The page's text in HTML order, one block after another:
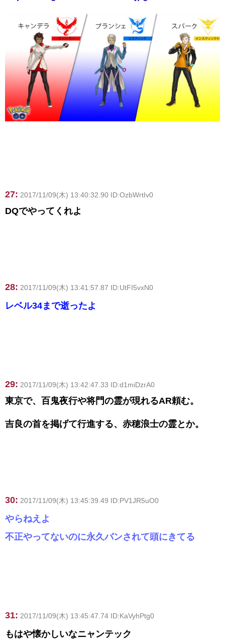
27: 2017/11/09(木) 13:40:32.90 ID:OzbWrtIv0
DQでやってくれよ
28: 2017/11/09(木) 13:41:57.87 ID:UtFI5vxN0
レベル34まで逝ったよ
29: 2017/11/09(木) 13:42:47.33 ID:d1miDzrA0
東京で、百鬼夜行や将門の霊が現れるAR頼む。
吉良の首を掲げて行進する、赤穂浪士の霊とか。
30: 2017/11/09(木) 13:45:39.49 ID:PV1JR5uO0
やらねえよ
不正やってないのに永久バンされて頭にきてる
31: 2017/11/09(木) 13:45:47.74 ID:KaVyhPtg0
もはや懐かしいなニャンテック